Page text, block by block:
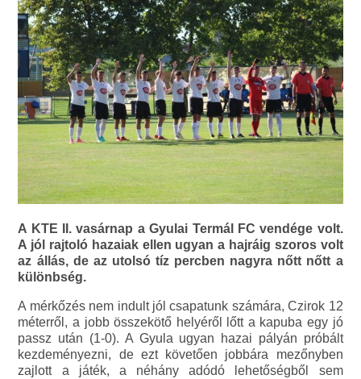
A KTE II. vasárnap a Gyulai Termál FC vendége volt.
A jól rajtoló hazaiak ellen ugyan a hajráig szoros volt
az állás, de az utolsó tíz percben nagyra nőtt nőtt a
különbség.
A mérkőzés nem indult jól csapatunk számára, Czirok 12
méterről, a jobb összekötő helyéről lőtt a kapuba egy jó
passz után (1-0). A Gyula ugyan hazai pályán próbált
kezdeményezni, de ezt követően jobbára mezőnyben
zajlott a játék, a néhány adódó lehetőségből sem